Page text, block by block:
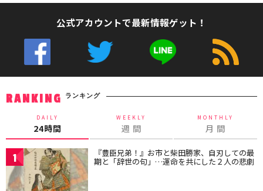
公式アカウントで最新情報ゲット！
RANKING ランキング
DAILY
24時間
WEEKLY
週 間
MONTHLY
月 間
1 『豊臣兄弟！』お市と柴田勝家、自刃しての最
期と「辞世の句」…運命を共にした２人の悲劇